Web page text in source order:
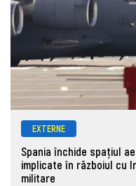
EXTERNE
Spania închide spațiul
implicate în războiul cu
militare